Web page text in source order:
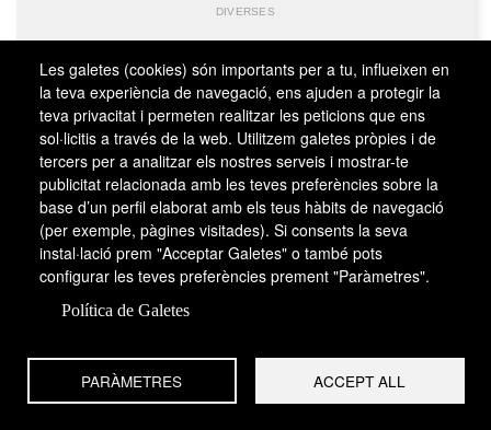
DIVERSES
un transecte fet al llarg del paral·lel 39°N del
Pacífic fins a l’interior. L’aire càlid i humit del
Pacífic s’eleva per efecte de la serralada
Costanera i de Sierra Nevada, i mentre ascendeix
es refreda, de manera que la seva humitat
condensa i plou. Aquest fenomen es coneix com a
efecte “föhn”. A l’E de Sierra Nevada el clima
esdevé més sec, ja que els núvols han
descarregat la humitat als massissos occidentals.
El Great Basin es troba, per tant, en una zona
els 500 mm anuals. A les Rocalloses s’observa de
Les galetes (cookies) són importants per a tu, influeixen en
la teva experiència de navegació, ens ajuden a protegir la
teva privacitat i permeten realitzar les peticions que ens
sol·licitis a través de la web. Utilitzem galetes pròpies i de
tercers per a analitzar els nostres serveis i mostrar-te
publicitat relacionada amb les teves preferències sobre la
base d’un perfil elaborat amb els teus hàbits de navegació
(per exemple, pàgines visitades). Si consents la seva
instal·lació prem "Acceptar Galetes" o també pots
configurar les teves preferències prement "Paràmetres".
Política de Galetes
PARÀMETRES ACCEPT ALL